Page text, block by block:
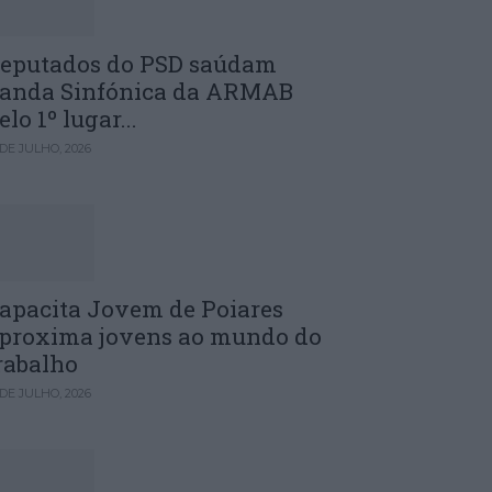
do PSD saúdam
Sinfónica da ARMAB
1º lugar...
JULHO, 2026
Jovem de Poiares
jovens ao mundo do
JULHO, 2026